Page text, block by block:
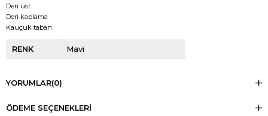
Deri üst
Deri kaplama
Kauçuk taban
RENK Mavi
YORUMLAR(0)
ÖDEME SEÇENEKLERI